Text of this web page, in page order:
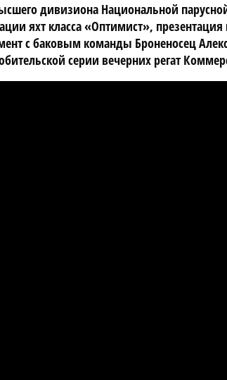
дивизиона Национальной
яхт класса «Оптимист»,
с баковым команды Броненосец
серии вечерних регат